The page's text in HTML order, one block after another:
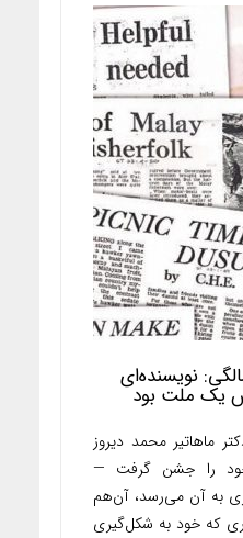
نویسنده‌ای
یک ملت بود
ماهاتیر محمد دیروز
را جشن گرفت —
به آن می‌رسد، آن‌هم
که خود به شکل‌گیری